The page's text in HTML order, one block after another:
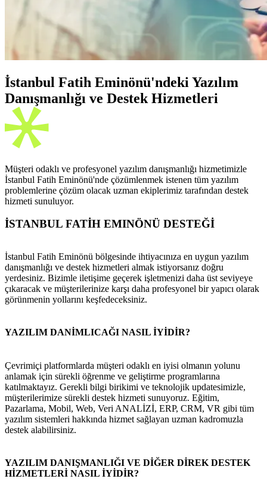
İstanbul Fatih Eminönü'ndeki Yazılım
Danışmanlığı ve Destek Hizmetleri
Müşteri odaklı ve profesyonel yazılım danışmanlığı hizmetimizle
İstanbul Fatih Eminönü'nde çözümlenmek istenen tüm yazılım
problemlerine çözüm olacak uzman ekiplerimiz tarafından destek
hizmeti sunuluyor.
İSTANBUL FATİH EMINÖNÜ DESTEĞİ
İstanbul Fatih Eminönü bölgesinde ihtiyacınıza en uygun yazılım
danışmanlığı ve destek hizmetleri almak istiyorsanız doğru
yerdesiniz. Bizimle iletişime geçerek işletmenizi daha üst seviyeye
çıkaracak ve müşterilerinize karşı daha profesyonel bir yapıcı olarak
görünmenin yollarını keşfedeceksiniz.
YAZILIM DANİMLICAĞI NASIL İYİDİR?
Çevrimiçi platformlarda müşteri odaklı en iyisi olmanın yolunu
anlamak için sürekli öğrenme ve geliştirme programlarına
katılmaktayız. Gerekli bilgi birikimi ve teknolojik updatesimizle,
müşterilerimize sürekli destek hizmeti sunuyoruz. Eğitim,
Pazarlama, Mobil, Web, Veri ANALİZİ, ERP, CRM, VR gibi tüm
yazılım sistemleri hakkında hizmet sağlayan uzman kadromuzla
destek alabilirsiniz.
YAZILIM DANIŞMANLIĞI VE DİĞER DİREK DESTEK
HİZMETLERİ NASIL İYİDİR?